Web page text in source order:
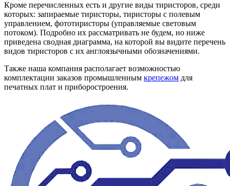
Кроме перечисленных есть и другие виды тиристоров, среди
которых: запираемые тиристоры, тиристоры с полевым
управлением, фототиристоры (управляемые световым
потоком). Подробно их рассматривать не будем, но ниже
приведена сводная диаграмма, на которой вы видите перечень
видов тиристоров с их англоязычными обозначениями.
Также наша компания располагает возможностью
комплектации заказов промышленным крепежом для
печатных плат и приборостроения.